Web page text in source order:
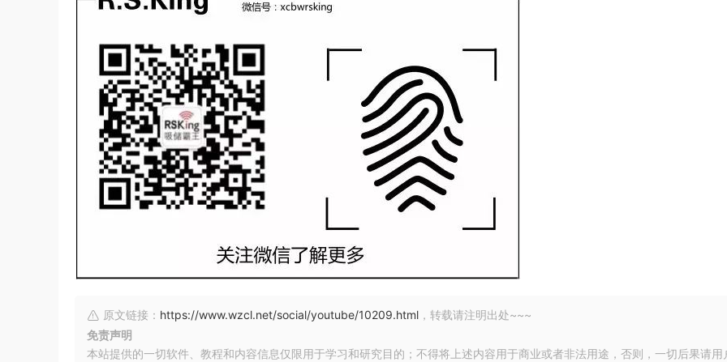
原文链接： https://www.wzcl.net/social/youtube/10209.html ，转载请注明出处~~~
免责声明
本站提供的一切软件、教程和内容信息仅限用于学习和研究目的；不得将上述内容用于商业或者非法用途，否则，一切后果请用